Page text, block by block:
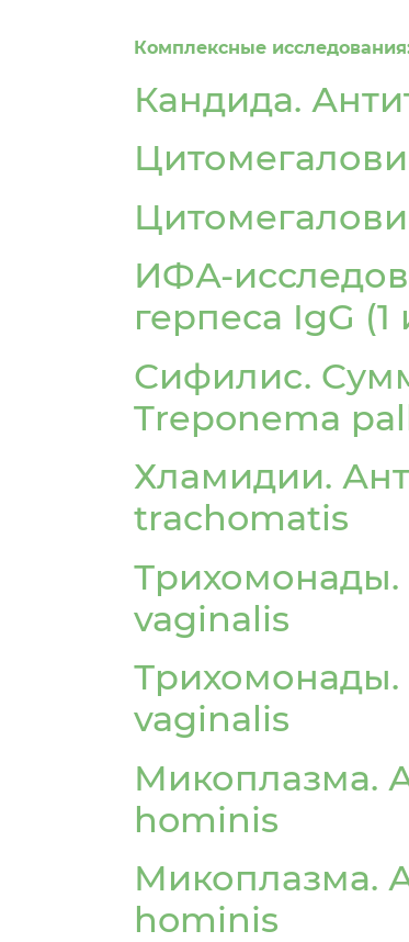
Комплексные
Кандида.
ИФА-
герпеса IgG (1
Сифилис.
Treponema
Хламидии.
trachomatis
Трихомонады.
vaginalis
Трихомонады.
vaginalis
Микоплазма.
hominis
Микоплазма.
hominis